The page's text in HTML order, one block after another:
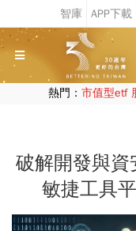
熱門： 市值型etf
破解開發與
敏捷工具